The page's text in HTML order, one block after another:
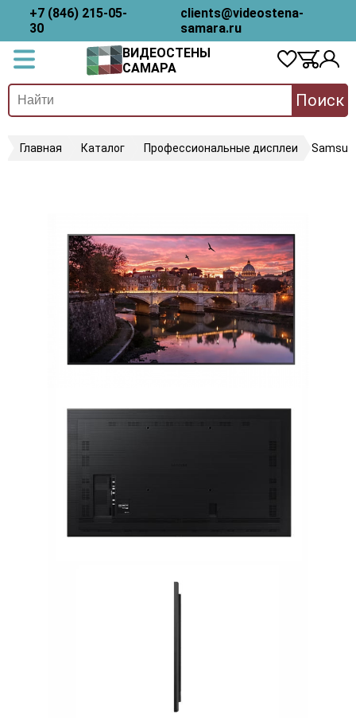
+7 (846) 215-05-
30
clients@videostena-
samara.ru
ВИДЕОСТЕНЫ
САМАРА
Поиск
Главная Каталог Профессиональные дисплеи